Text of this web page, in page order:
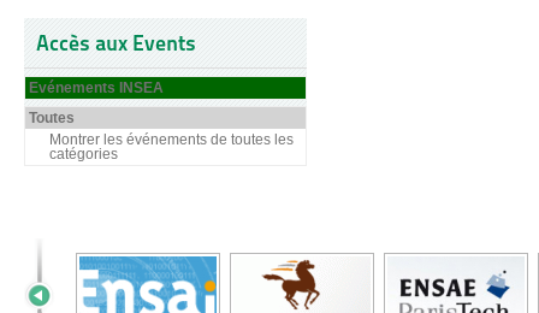
Accès aux Events
Evénements INSEA
Toutes
Montrer les événements de toutes les
catégories